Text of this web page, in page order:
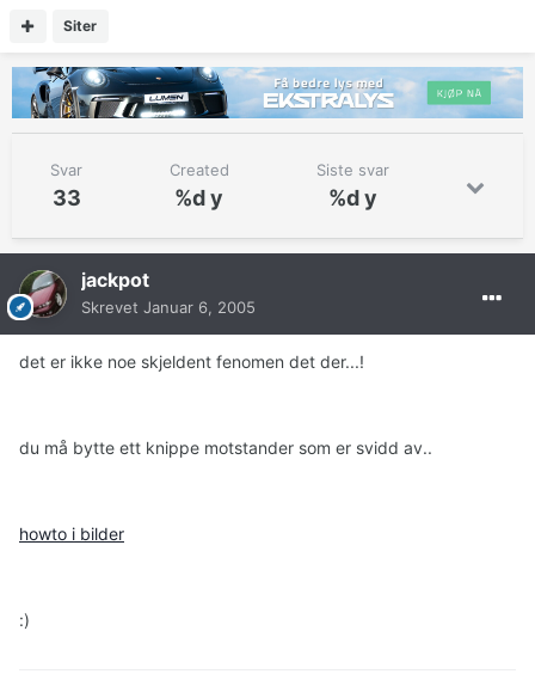
Siter
Svar
33
Created
%d y
Siste svar
%d y
jackpot
Skrevet Januar 6, 2005
det er ikke noe skjeldent fenomen det der...!
du må bytte ett knippe motstander som er svidd av..
howto i bilder
:)